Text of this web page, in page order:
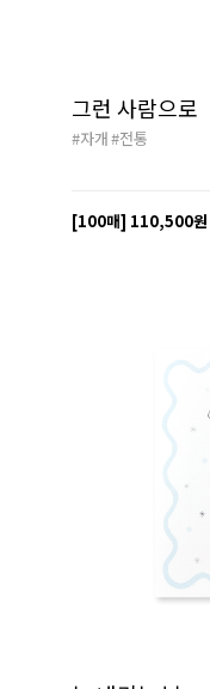
그런 사람으로
#자개#전통
[100매] 110,500원